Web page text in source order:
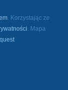
. Korzystając ze
. Mapa